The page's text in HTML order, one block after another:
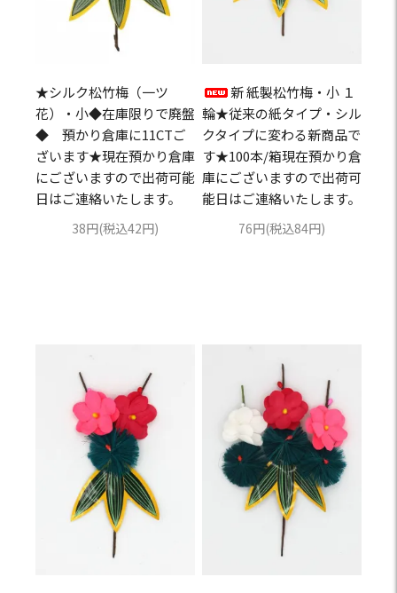
★シルク松竹梅（一ツ
花）・小◆在庫限りで廃盤
◆ 預かり倉庫に11CTご
ざいます★現在預かり倉庫
にございますので出荷可能
日はご連絡いたします。
38円(税込42円)
新 紙製松竹梅・小 １
輪★従来の紙タイプ・シル
クタイプに変わる新商品で
す★100本/箱現在預かり倉
庫にございますので出荷可
能日はご連絡いたします。
76円(税込84円)